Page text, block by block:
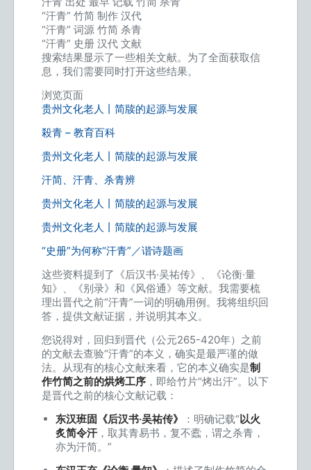
“汗青” 竹简 制作 汉代
“汗青” 词源 竹简 杀青
“汗青” 史册 汉代 文献
搜索结果显示了一些相关文献。为了全面获取信
息，我们需要同时打开这些结果。
浏览页面
贵州文化老人丨简牍的起源与发展
殺青 – 教育百科
贵州文化老人丨简牍的起源与发展
汗简、汗青、杀青辨
贵州文化老人丨简牍的起源与发展
贵州文化老人丨简牍的起源与发展
“史册”为何称“汗青”／谐诗题画
这些资料提到了《后汉书·吴祐传》、《论衡·量
知》、《别录》和《风俗通》等文献。我需要梳
理出晋代之前“汗青”一词的明确用例。我将组织回
答，提供文献证据，并说明其本义。
您说得对，回归到晋代（公元265-420年）之前
的文献去查验“汗青”的本义，确实是最严谨的做
法。从现有的核心文献来看，它的本义确实是制
作竹简之前的烘烤工序 ，即给竹片“烤出汗”。以下
是晋代之前的核心文献记载：
东汉班固《后汉书·吴祐传》
：明确记载“以火
炙简令汗，取其青易书，复不蠹，谓之杀青，
亦为汗简。”